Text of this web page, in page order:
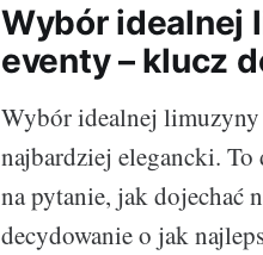
Wybór idealnej
eventy – klucz
Wybór idealnej
najbardziej elegancki. To
na pytanie, jak dojechać
decydowanie o jak